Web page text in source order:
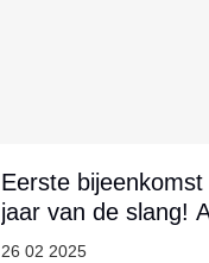
Eerste
jaar van de slang!
trekt een blauwdruk
26 02 2025